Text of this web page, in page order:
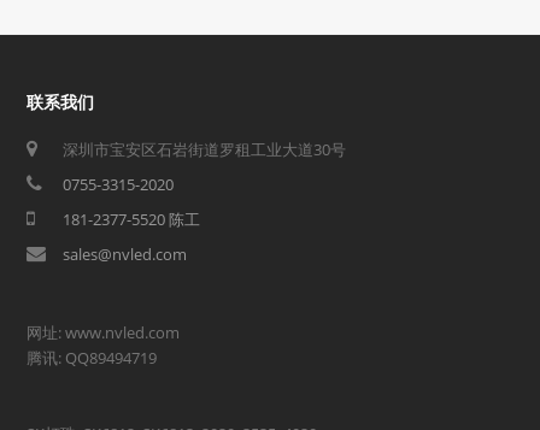
联系我们
深圳市宝安区石岩街道罗租工业大道30号
0755-3315-2020
181-2377-5520 陈工
sales@nvled.com
网址: www.nvled.com
腾讯: QQ89494719